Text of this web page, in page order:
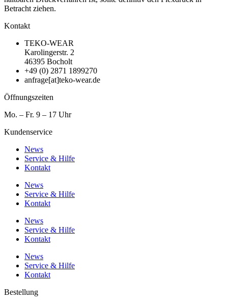
Betracht ziehen.
Kontakt
TEKO-WEAR
Karolingerstr. 2
46395 Bocholt
+49 (0) 2871 1899270
anfrage[at]teko-wear.de
Öffnungszeiten
Mo. – Fr. 9 – 17 Uhr
Kundenservice
News
Service & Hilfe
Kontakt
News
Service & Hilfe
Kontakt
News
Service & Hilfe
Kontakt
News
Service & Hilfe
Kontakt
Bestellung